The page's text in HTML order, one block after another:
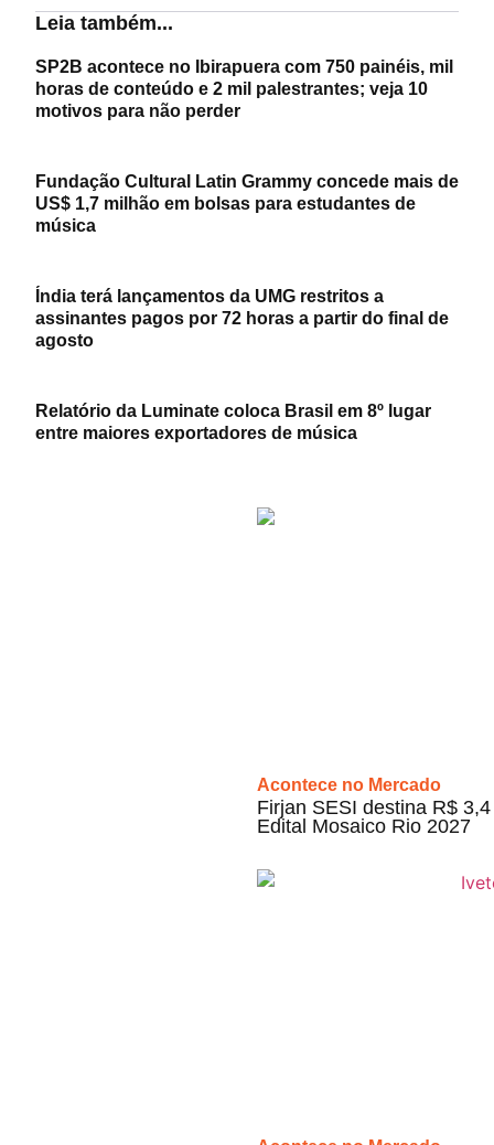
Leia também...
SP2B acontece no Ibirapuera com 750 painéis, mil
horas de conteúdo e 2 mil palestrantes; veja 10
motivos para não perder
Fundação Cultural Latin Grammy concede mais de
US$ 1,7 milhão em bolsas para estudantes de
música
Índia terá lançamentos da UMG restritos a
assinantes pagos por 72 horas a partir do final de
agosto
Relatório da Luminate coloca Brasil em 8º lugar
entre maiores exportadores de música
Acontece no Mercado
Firjan SESI destina R$
Edital Mosaico Rio 2027